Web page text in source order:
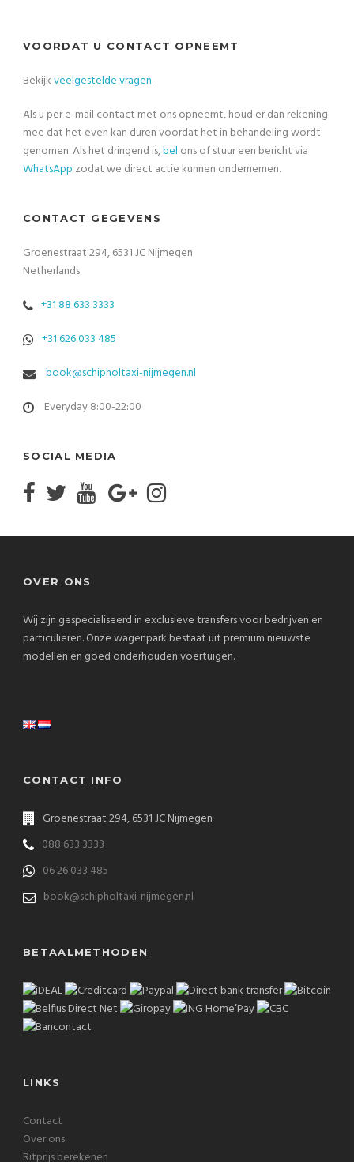
VOORDAT U CONTACT OPNEEMT
Bekijkveelgestelde vragen.
Als u per e-mail contact met ons opneemt, houd er dan rekening
mee dat het even kan duren voordat het in behandeling wordt
genomen. Als het dringend is,bel ons of stuur een bericht via
WhatsApp zodat we direct actie kunnen ondernemen.
CONTACT GEGEVENS
Groenestraat 294, 6531 JC Nijmegen
Netherlands
+31 88 633 3333
+31 626 033 485
book@schipholtaxi-nijmegen.nl
Everyday 8:00-22:00
SOCIAL MEDIA
OVER ONS
Wij zijn gespecialiseerd in exclusieve transfers voor bedrijven en
particulieren. Onze wagenpark bestaat uit premium nieuwste
modellen en goed onderhouden voertuigen.
CONTACT INFO
Groenestraat 294, 6531 JC Nijmegen
088 633 3333
06 26 033 485
book@schipholtaxi-nijmegen.nl
BETAALMETHODEN
LINKS
Contact
Over ons
Ritprijs berekenen